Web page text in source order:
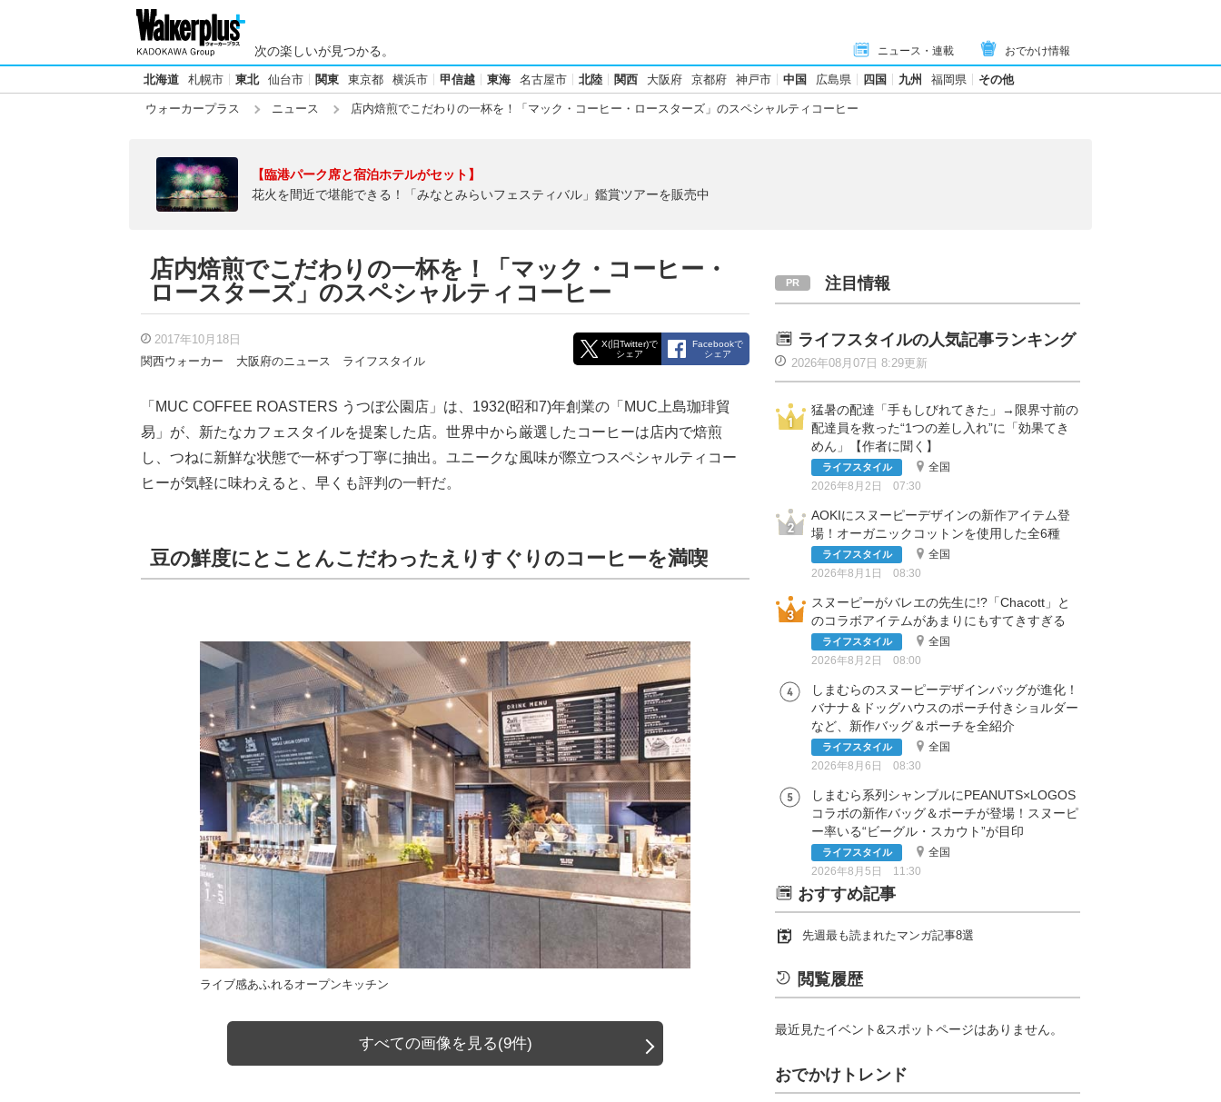
次の楽しいが見つかる。 ニュース・連載 おでかけ情報
北海道 札幌市 東北 仙台市 関東 東京都 横浜市 甲信越 東海 名古屋市 北陸 関西 大阪府 京都府 神戸市 中国 広島県 四国 九州 福岡県 その他
ウォーカープラス ニュース 店内焙煎でこだわりの一杯を！「マック・コーヒー・ロースターズ」のスペシャルティコーヒー
【臨港パーク席と宿泊ホテルがセット】
花火を間近で堪能できる！「みなとみらいフェスティバル」鑑賞ツアーを販売中
店内焙煎でこだわりの一杯を！「マック・コーヒー・
ロースターズ」のスペシャルティコーヒー
2017年10月18日
関西ウォーカー
大阪府のニュース ライフスタイル
X(旧Twitter)で
シェア
Facebookで
シェア
「MUC COFFEE ROASTERS うつぼ公園店」は、1932(昭和7)年創業の「MUC上島珈琲貿
易」が、新たなカフェスタイルを提案した店。世界中から厳選したコーヒーは店内で焙煎
し、つねに新鮮な状態で一杯ずつ丁寧に抽出。ユニークな風味が際立つスペシャルティコー
ヒーが気軽に味わえると、早くも評判の一軒だ。
豆の鮮度にとことんこだわったえりすぐりのコーヒーを満喫
ライブ感あふれるオープンキッチン
すべての画像を見る(9件)
注目情報
ライフスタイルの人気記事ランキング
2026年08月07日 8:29更新
猛暑の配達「手もしびれてきた」→限界寸前の
配達員を救った“1つの差し入れ”に「効果てき
めん」【作者に聞く】
ライフスタイル
全国
2026年8月2日 07:30
AOKIにスヌーピーデザインの新作アイテム登
場！オーガニックコットンを使用した全6種
ライフスタイル
全国
2026年8月1日 08:30
スヌーピーがバレエの先生に!?「Chacott」と
のコラボアイテムがあまりにもすてきすぎる
ライフスタイル
全国
2026年8月2日 08:00
しまむらのスヌーピーデザインバッグが進化！
バナナ＆ドッグハウスのポーチ付きショルダー
など、新作バッグ＆ポーチを全紹介
ライフスタイル
全国
2026年8月6日 08:30
しまむら系列シャンブルにPEANUTS×LOGOS
コラボの新作バッグ＆ポーチが登場！スヌーピ
ー率いる“ビーグル・スカウト”が目印
ライフスタイル
全国
2026年8月5日 11:30
おすすめ記事
先週最も読まれたマンガ記事8選
閲覧履歴
最近見たイベント&スポットページはありません。
おでかけトレンド